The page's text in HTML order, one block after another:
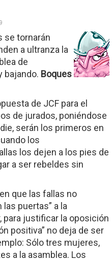
se tornarán
a ultranza la
de
bajando. Boques
de JCF para el
de jurados, poniéndose
serán los primeros en
los
los dejen a los pies de
a ser rebeldes sin
en que las fallas no
las puertas” a la
para justificar la oposición
positiva” no deja de ser
Sólo tres mujeres,
a la asamblea. Los